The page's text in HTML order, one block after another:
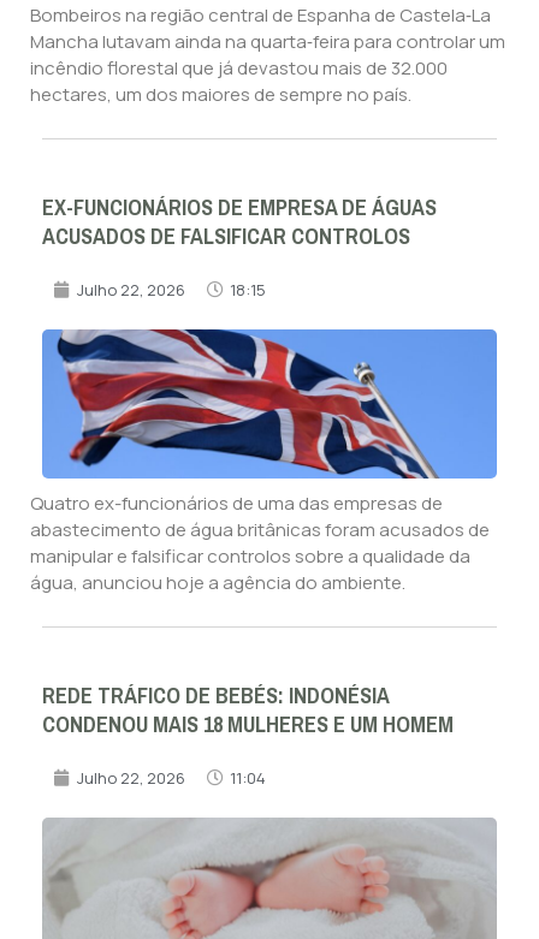
Bombeiros na região central de Espanha de Castela‑La
Mancha lutavam ainda na quarta‑feira para controlar um
incêndio florestal que já devastou mais de 32.000
hectares, um dos maiores de sempre no país.
EX-FUNCIONÁRIOS DE EMPRESA DE ÁGUAS
ACUSADOS DE FALSIFICAR CONTROLOS
Julho 22, 2026 18:15
Quatro ex-funcionários de uma das empresas de
abastecimento de água britânicas foram acusados de
manipular e falsificar controlos sobre a qualidade da
água, anunciou hoje a agência do ambiente.
REDE TRÁFICO DE BEBÉS: INDONÉSIA
CONDENOU MAIS 18 MULHERES E UM HOMEM
Julho 22, 2026 11:04